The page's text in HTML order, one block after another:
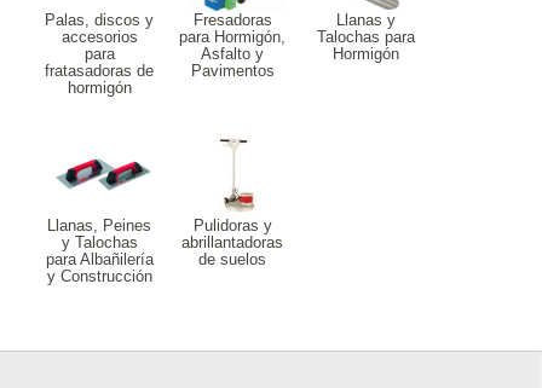
Palas, discos y
accesorios
para
fratasadoras de
hormigón
Fresadoras
para Hormigón,
Asfalto y
Pavimentos
Llanas y
Talochas para
Hormigón
Llanas, Peines
y Talochas
para Albañilería
y Construcción
Pulidoras y
abrillantadoras
de suelos